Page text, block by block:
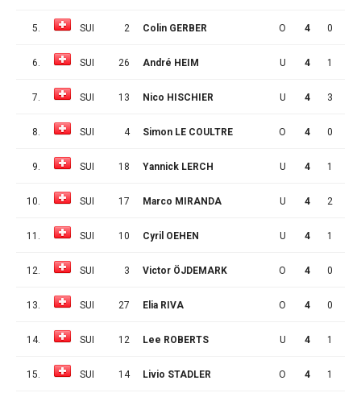
5. SUI 2 Colin GERBER O 4 0
6. SUI 26 André HEIM U 4 1
7. SUI 13 Nico HISCHIER U 4 3
8. SUI 4 Simon LE COULTRE O 4 0
9. SUI 18 Yannick LERCH U 4 1
10. SUI 17 Marco MIRANDA U 4 2
11. SUI 10 Cyril OEHEN U 4 1
12. SUI 3 Victor ÖJDEMARK O 4 0
13. SUI 27 Elia RIVA O 4 0
14. SUI 12 Lee ROBERTS U 4 1
15. SUI 14 Livio STADLER O 4 1